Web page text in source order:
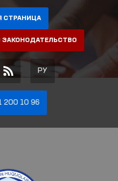
СТРАНИЦА
РУ
200 10 96